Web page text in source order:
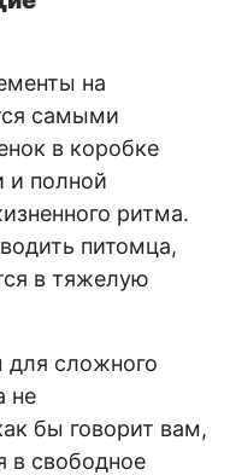
на
самыми
в коробке
и полной
ритма.
питомца,
в тяжелую
для сложного
не
бы говорит вам,
в свободное